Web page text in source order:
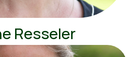
Resseler